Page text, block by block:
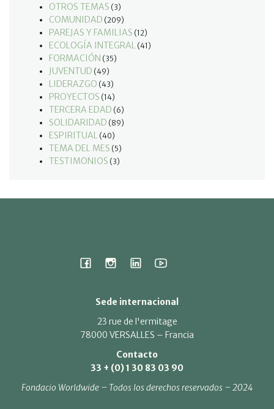
OTROS TEMAS (3)
COMUNIDAD (209)
PAREJAS Y FAMILIAS (12)
ECOLOGÍA INTEGRAL (41)
FORMACIÓN (35)
JUVENTUD (49)
LIDERAZGO (43)
PROYECTOS (14)
TERCERA EDAD (6)
SOLIDARIDAD (89)
ESPIRITUAL (40)
TEMA DEL MES (5)
TESTIMONIOS (3)
Sede internacional
23 rue de l'ermitage
78000 VERSALLES – Francia
Contacto
33 + (0) 1 30 83 03 90
Fondacio Worldwide – Todos los derechos reservados – 2024